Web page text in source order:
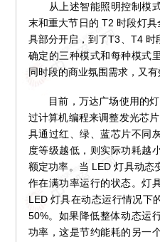
从上述智能照明控制模式
末和重大节日的 T2 时段灯
具部分开启，到了T3、T4 时
确定的三种模式和每种模式
同时段的商业氛围需求，又有
目前，万达广场使用的灯
过计算机编程来调整发光芯
具通过红、绿、蓝芯片不同
度等级越低，则实际功耗越
额定功率。当 LED 灯具动态
作在满功率运行的状态。灯
LED 灯具在动态运行情况下
50%。如果降低整体动态运
功率，这是节约能耗的另一